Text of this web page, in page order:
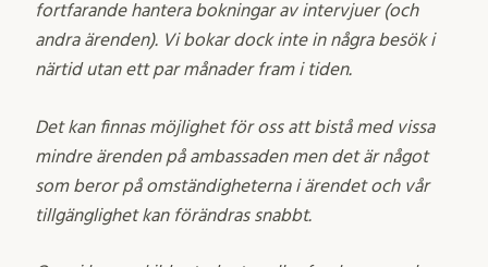
fortfarande hantera bokningar av intervjuer (och
andra ärenden). Vi bokar dock inte in några besök i
närtid utan ett par månader fram i tiden.
Det kan finnas möjlighet för oss att bistå med vissa
mindre ärenden på ambassaden men det är något
som beror på omständigheterna i ärendet och vår
tillgänglighet kan förändras snabbt.